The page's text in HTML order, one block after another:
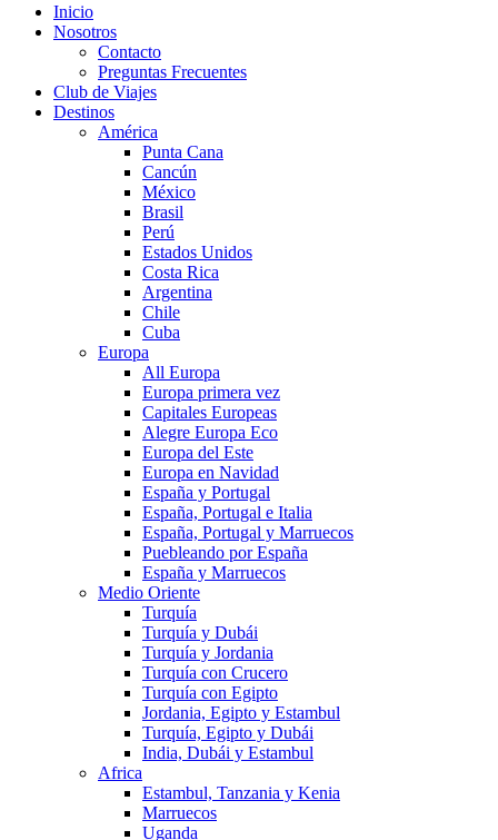
Inicio
Nosotros
Contacto
Preguntas Frecuentes
Club de Viajes
Destinos
América
Punta Cana
Cancún
México
Brasil
Perú
Estados Unidos
Costa Rica
Argentina
Chile
Cuba
Europa
All Europa
Europa primera vez
Capitales Europeas
Alegre Europa Eco
Europa del Este
Europa en Navidad
España y Portugal
España, Portugal e Italia
España, Portugal y Marruecos
Puebleando por España
España y Marruecos
Medio Oriente
Turquía
Turquía y Dubái
Turquía y Jordania
Turquía con Crucero
Turquía con Egipto
Jordania, Egipto y Estambul
Turquía, Egipto y Dubái
India, Dubái y Estambul
Africa
Estambul, Tanzania y Kenia
Marruecos
Uganda